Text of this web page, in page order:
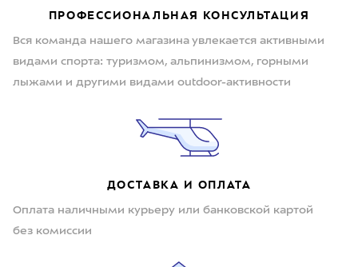
ПРОФЕССИОНАЛЬНАЯ КОНСУЛЬТАЦИЯ
Вся команда нашего магазина увлекается активными
видами спорта: туризмом, альпинизмом, горными
лыжами и другими видами outdoor-активности
ДОСТАВКА И ОПЛАТА
Оплата наличными курьеру или банковской картой
без комиссии